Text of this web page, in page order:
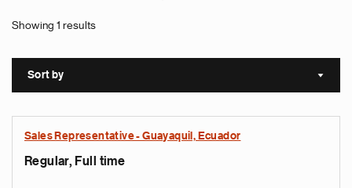
Showing 1 results
Sort by Sort
Sales Representative - Guayaquil, Ecuador
Regular, Full time